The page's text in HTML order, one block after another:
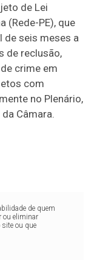
de Lei
(Rede-PE), que
de seis meses a
de reclusão,
crime em
com
no Plenário,
Câmara.
de quem
ou eliminar
ou que